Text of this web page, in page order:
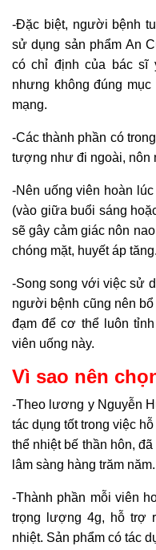
-Đặc biệt, người bệnh
sử dụng sản phẩm An
có chỉ định của bác sĩ
nhưng không đúng
mạng.
-Các thành phần có
tượng như đi ngoài,
-Nên uống viên hoàn
(vào giữa buổi sáng
sẽ gây cảm giác nôn
chóng mặt, huyết áp tăng.
-Song song với việc sử
người bệnh cũng nên
đạm để cơ thể luôn
viên uống này.
Vì sao nên
-Theo lương y Nguyễn
tác dụng tốt trong việc
thể nhiệt bế thần hôn,
lâm sàng hàng trăm năm.
-Thành phần mỗi viên
trọng lượng 4g, hỗ trợ
nhiệt. Sản phẩm có tác